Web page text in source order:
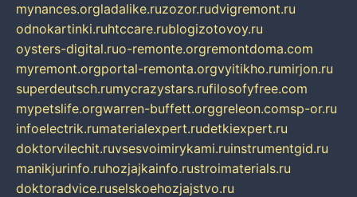
mynances.orgladalike.ruzozor.rudvigremont.ru
odnokartinki.ruhtccare.rublogizotovoy.ru
oysters-digital.ruo-remonte.orgremontdoma.com
myremont.orgportal-remonta.orgvyitikho.rumirjon.ru
superdeutsch.rumycrazystars.rufilosofyfree.com
mypetslife.orgwarren-buffett.orggreleon.comsp-or.ru
infoelectrik.rumaterialexpert.rudetkiexpert.ru
doktorvilechit.ruvsesvoimirykami.ruinstrumentgid.ru
manikjurinfo.ruhozjajkainfo.rustroimaterials.ru
doktoradvice.ruselskoehozjajstvo.ru